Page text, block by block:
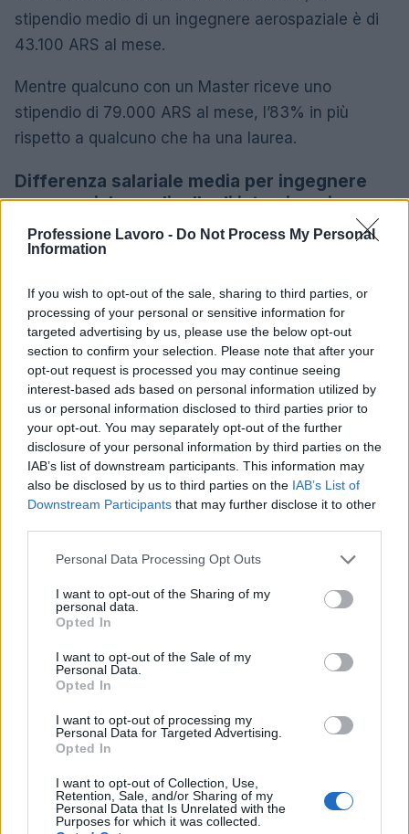
Professione Lavoro - Do Not Process My Personal
Information
If you wish to opt-out of the sale, sharing to third parties, or
processing of your personal or sensitive information for
targeted advertising by us, please use the below opt-out
section to confirm your selection. Please note that after your
opt-out request is processed you may continue seeing
interest-based ads based on personal information utilized by
us or personal information disclosed to third parties prior to
your opt-out. You may separately opt-out of the further
disclosure of your personal information by third parties on the
IAB’s list of downstream participants. This information may
also be disclosed by us to third parties on the IAB’s List of
Downstream Participants that may further disclose it to other
Please note that this website/app uses one or more Google
not limited to your visit or usage behaviour. You may click to
grant or deny consent to Google and its third-party tags to
use your data for below specified purposes in below Google
consent section.
Personal Data Processing Opt Outs
I want to opt-out of the Sharing of my
personal data.
Opted In
I want to opt-out of the Sale of my
Personal Data.
Opted In
I want to opt-out of processing my
Personal Data for Targeted Advertising.
Opted In
I want to opt-out of Collection, Use,
Retention, Sale, and/or Sharing of my
Personal Data that Is Unrelated with the
Purposes for which it was collected.
stipendio medio di un ingegnere aerospaziale è di
43.100 ARS al mese.
Mentre qualcuno con un Master riceve uno
stipendio di 79.000 ARS al mese, l’83% in più
rispetto a qualcuno che ha una laurea.
Differenza salariale media per ingegnere
aerospaziale per livello di istruzione in
Argentina
ARS
Master + 83% 79.000 ARS
L’aumento e la diminuzione percentuali sono relativi al
valore precedente
Vale la pena un Master o un MBA? Dovresti
perseguire l’istruzione superiore?
Un corso di laurea magistrale o qualsiasi
programma post-laurea inArgentinacosta da
226.000Peso argentino a677.000
investimento.
Non puoi davvero aspettarti alcun aumento di
stipendio durante il periodo di studio, ammesso che
una volta completata l’istruzione e conseguito il
titolo, viene effettuata una revisione dello stipendio.
Molte persone perseguono l’istruzione superiore
come tattica per passare a un lavoro più retribuito. I